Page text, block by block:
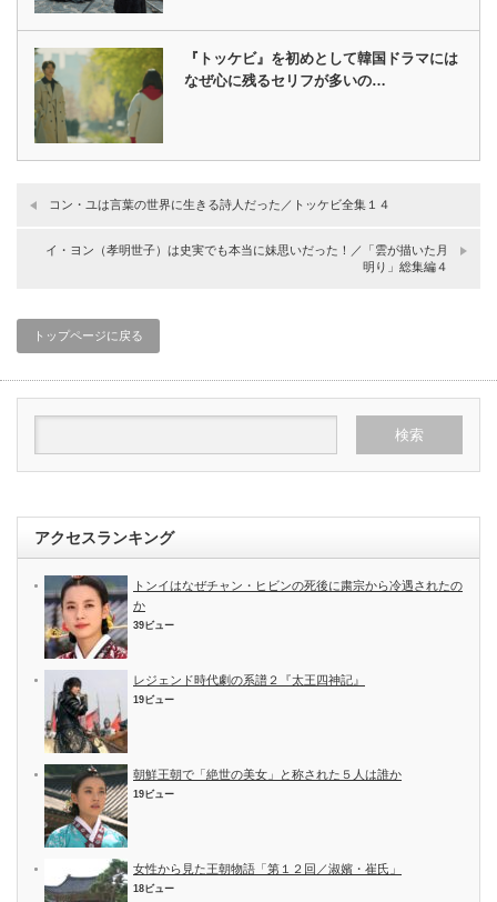
『トッケビ』を初めとして韓国ドラマには
なぜ心に残るセリフが多いの…
コン・ユは言葉の世界に生きる詩人だった／トッケビ全集１４
イ・ヨン（孝明世子）は史実でも本当に妹思いだった！／「雲が描いた月
明り」総集編４
トップページに戻る
アクセスランキング
トンイはなぜチャン・ヒビンの死後に粛宗から冷遇されたの
か
39ビュー
レジェンド時代劇の系譜２『太王四神記』
19ビュー
朝鮮王朝で「絶世の美女」と称された５人は誰か
19ビュー
女性から見た王朝物語「第１２回／淑嬪・崔氏」
18ビュー